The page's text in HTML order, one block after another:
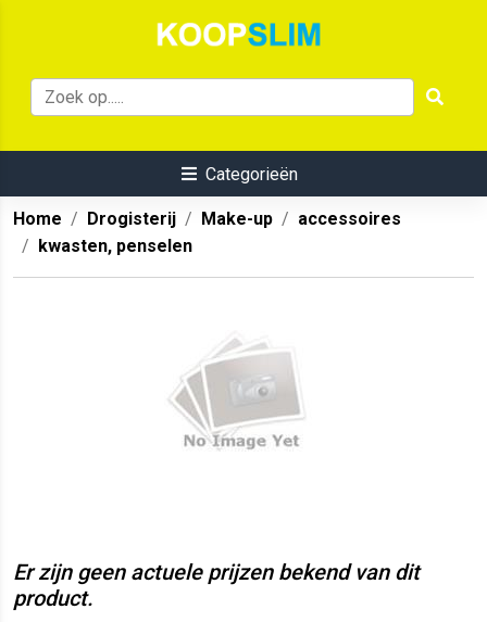
Categorieën
Home Drogisterij Make-up
accessoires
kwasten, penselen
Er zijn geen actuele prijzen bekend van dit
product.